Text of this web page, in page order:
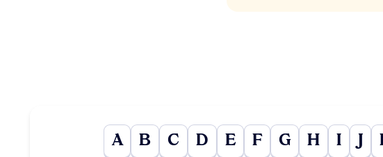
A B C D E F G H I J